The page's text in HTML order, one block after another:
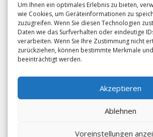
Um Ihnen ein optimales Erlebnis zu bieten,
wie Cookies, um Geräteinformationen zu
zuzugreifen. Wenn Sie diesen Technologien
Daten wie das Surfverhalten oder eindeutige
verarbeiten. Wenn Sie Ihre Zustimmung nicht
zurückziehen, können bestimmte Merkmale
beeinträchtigt werden.
Akzeptieren
Ablehnen
Voreinstellungen
Referenzen
News
Samacostyle.ch
Impressum
Kontakt
AGBs & Verbindlichkeiten